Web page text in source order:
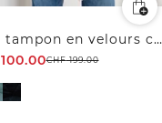
Gilet tampon en velours côtelé
100.00CHF199.00